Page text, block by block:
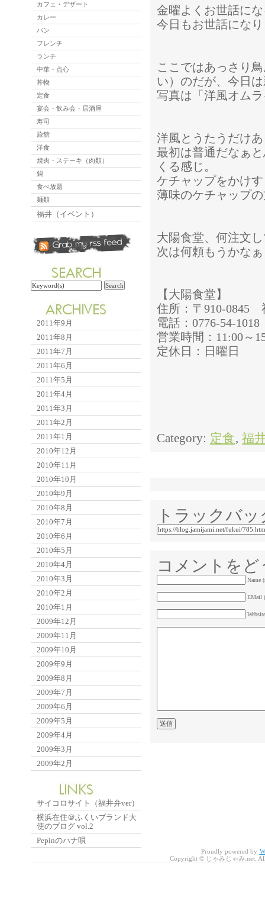
金曜よくお世話に
今日もお世話にな
ここではあっさり
い）のだが、今日
写真は「洋風オム
洋風とうたうだけ
最初は普通だなぁ
くる感じ。
ケチャップをかけ
薄味のケチャップ
大陽食堂、何注文
次は何頼もうかな
【大陽食堂】
住所：〒910-0845
電話：0776-54-1018
営業時間：11:00～
定休日：日曜日
Category: 定食, 福
トラックバッ
コメントをど
Name
EMail
カフェ・デザート
カレー
パン
フレンチ
ランチ
中華・点心
丼物
定食
宴会・飲み会・居酒屋
寿司
旅館
洋食
焼肉・ステーキ（肉類）
鍋
食べ放題
麺類
福井（イベント）
2011年9月
2011年8月
2011年7月
2011年6月
2011年5月
2011年4月
2011年3月
2011年2月
2011年1月
2010年12月
2010年11月
2010年10月
2010年9月
2010年8月
2010年7月
2010年6月
2010年5月
2010年4月
2010年3月
2010年2月
2010年1月
2009年12月
2009年11月
2009年10月
2009年9月
2009年8月
2009年7月
2009年6月
2009年5月
2009年4月
2009年3月
2009年2月
サイコロサイト（福井弁ver）
横浜在住＠ふくいブランド大
使のブログ vol.2
Pepinのハナ唄
Proudly powered by
Copyright © じゃみじゃみ.net.